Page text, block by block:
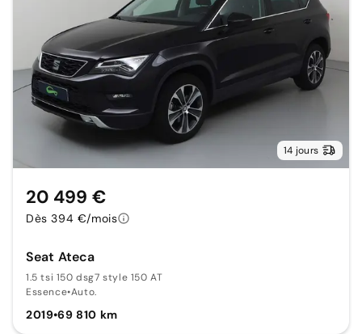
14 jours
Seat Ateca
1.5 tsi 150 dsg7 style 150 AT
Essence•Auto.
2019•69 810 km
20 499 €
Dès 394 €/mois